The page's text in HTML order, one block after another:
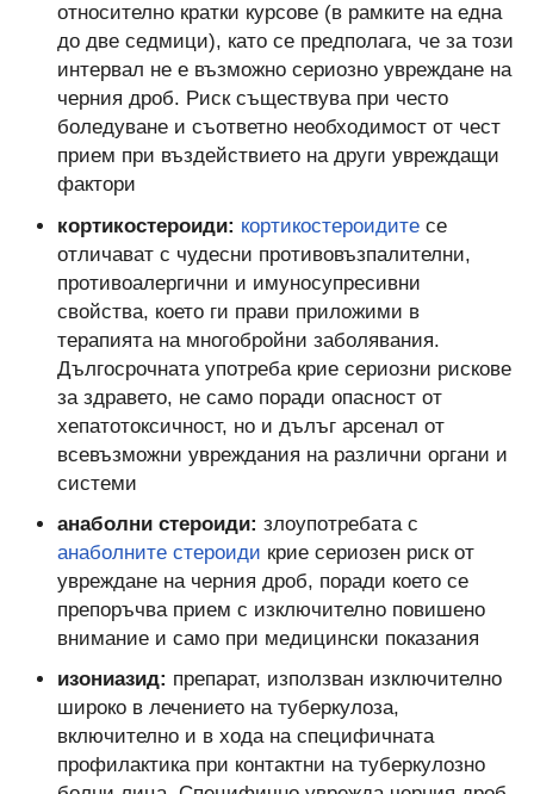
относително кратки курсове (в рамките на една
до две седмици), като се предполага, че за този
интервал не е възможно сериозно увреждане на
черния дроб. Риск съществува при често
боледуване и съответно необходимост от чест
прием при въздействието на други увреждащи
фактори
кортикостероиди: кортикостероидитесе
отличават с чудесни противовъзпалителни,
противоалергични и имуносупресивни
свойства, което ги прави приложими в
терапията на многобройни заболявания.
Дългосрочната употреба крие сериозни рискове
за здравето, не само поради опасност от
хепатотоксичност, но и дълъг арсенал от
всевъзможни увреждания на различни органи и
системи
анаболни стероиди: злоупотребата с
анаболните стероиди крие сериозен риск от
увреждане на черния дроб, поради което се
препоръчва прием с изключително повишено
внимание и само при медицински показания
изониазид: препарат, използван изключително
широко в лечението на туберкулоза,
включително и в хода на специфичната
профилактика при контактни на туберкулозно